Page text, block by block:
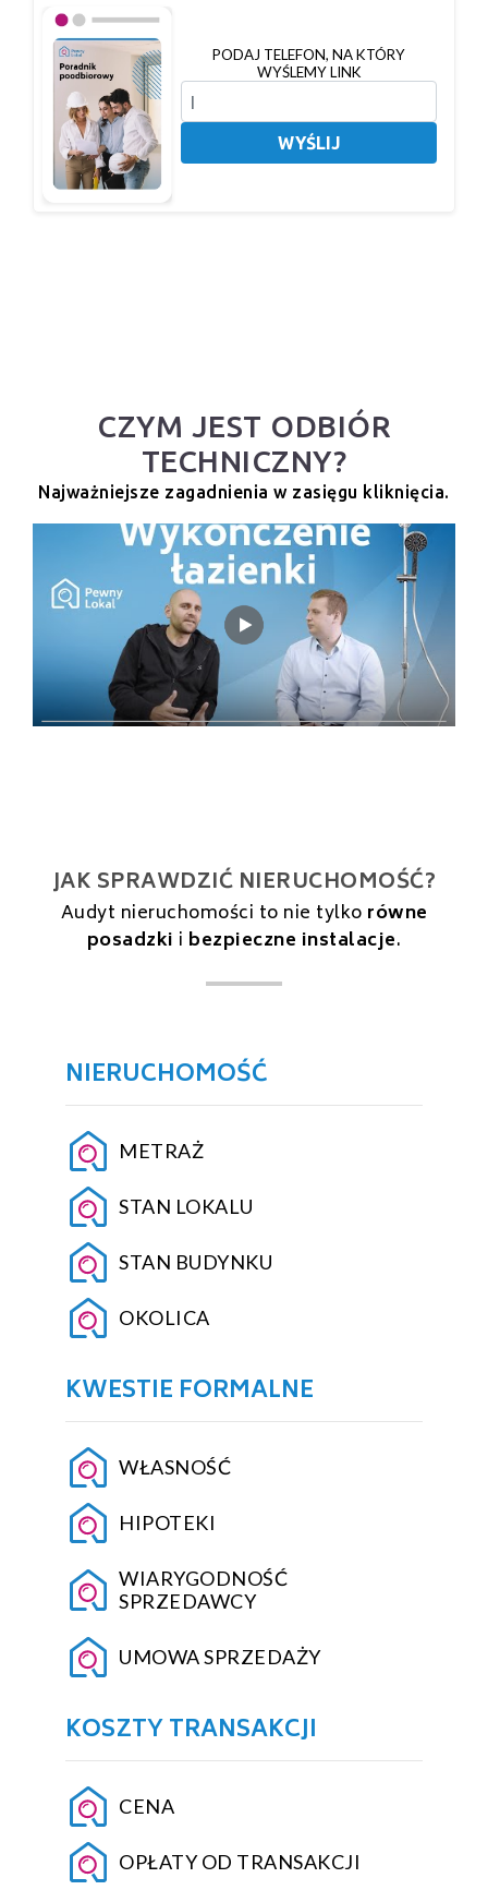
PODAJ TELEFON, NA KTÓRY
WYŚLEMY LINK
WYŚLIJ
CZYM JEST ODBIÓR
TECHNICZNY?
Najważniejsze zagadnienia w zasięgu kliknięcia.
JAK SPRAWDZIĆ NIERUCHOMOŚĆ?
Audyt nieruchomości to nie tylko równe
posadzki i bezpieczne instalacje.
NIERUCHOMOŚĆ
METRAŻ
STAN LOKALU
STAN BUDYNKU
OKOLICA
KWESTIE FORMALNE
WŁASNOŚĆ
HIPOTEKI
WIARYGODNOŚĆ
SPRZEDAWCY
UMOWA SPRZEDAŻY
KOSZTY TRANSAKCJI
CENA
OPŁATY OD TRANSAKCJI